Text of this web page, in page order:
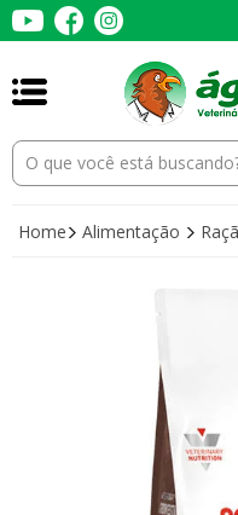
Home Alimentação